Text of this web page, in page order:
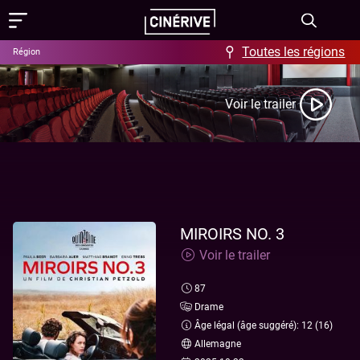
Ciné-Resto & Bar
Films
Showing in English
Programme
FAQ & Offres
Aide / FAQ
Offres
Contact
À propos
Région Toutes les régions
Voir le trailer
MIROIRS NO. 3
Voir le trailer
87
Drame
Âge légal (âge suggéré): 12 (16)
Allemagne